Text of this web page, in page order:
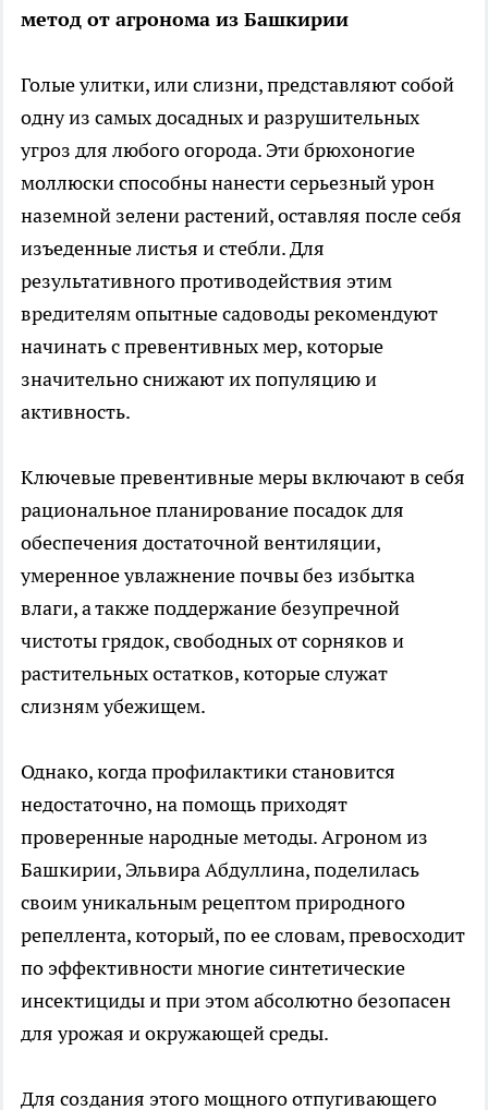
метод от агронома из Башкирии
Голые улитки, или слизни, представляют собой
одну из самых досадных и разрушительных
угроз для любого огорода. Эти брюхоногие
моллюски способны нанести серьезный урон
наземной зелени растений, оставляя после себя
изъеденные листья и стебли. Для
результативного противодействия этим
вредителям опытные садоводы рекомендуют
начинать с превентивных мер, которые
значительно снижают их популяцию и
активность.
Ключевые превентивные меры включают в себя
рациональное планирование посадок для
обеспечения достаточной вентиляции,
умеренное увлажнение почвы без избытка
влаги, а также поддержание безупречной
чистоты грядок, свободных от сорняков и
растительных остатков, которые служат
слизням убежищем.
Однако, когда профилактики становится
недостаточно, на помощь приходят
проверенные народные методы. Агроном из
Башкирии, Эльвира Абдуллина, поделилась
своим уникальным рецептом природного
репеллента, который, по ее словам, превосходит
по эффективности многие синтетические
инсектициды и при этом абсолютно безопасен
для урожая и окружающей среды.
Для создания этого мощного отпугивающего